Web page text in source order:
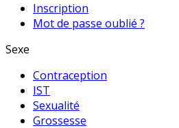
Inscription
Mot de passe oublié ?
Sexe
Contraception
IST
Sexualité
Grossesse